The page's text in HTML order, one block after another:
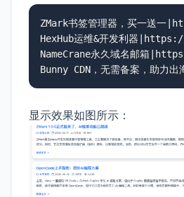
ZMark书签管理器，买一送
HexHub运维&开发利器
NameCrane永久域名邮箱
Bunny CDN，无需备案，
显示效果如图所示：